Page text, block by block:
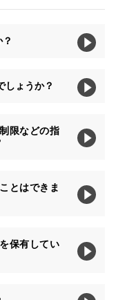
しょうか？
限などの指
とはできま
保有してい